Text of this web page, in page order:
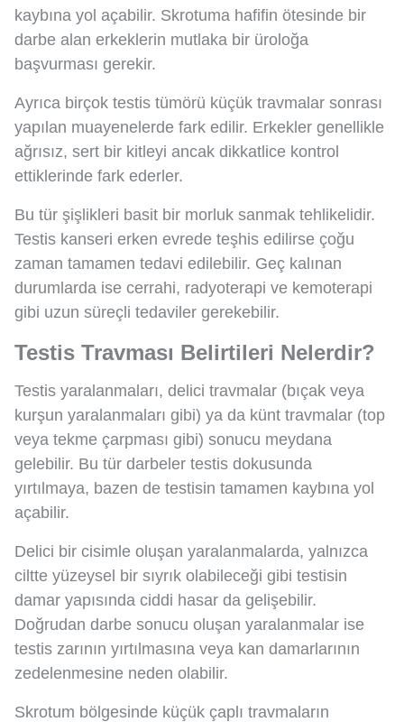
kaybına yol açabilir. Skrotuma hafifin ötesinde bir
darbe alan erkeklerin mutlaka bir üroloğa
başvurması gerekir.
Ayrıca birçok testis tümörü küçük travmalar sonrası
yapılan muayenelerde fark edilir. Erkekler genellikle
ağrısız, sert bir kitleyi ancak dikkatlice kontrol
ettiklerinde fark ederler.
Bu tür şişlikleri basit bir morluk sanmak tehlikelidir.
Testis kanseri erken evrede teşhis edilirse çoğu
zaman tamamen tedavi edilebilir. Geç kalınan
durumlarda ise cerrahi, radyoterapi ve kemoterapi
gibi uzun süreçli tedaviler gerekebilir.
Testis Travması Belirtileri Nelerdir?
Testis yaralanmaları, delici travmalar (bıçak veya
kurşun yaralanmaları gibi) ya da künt travmalar (top
veya tekme çarpması gibi) sonucu meydana
gelebilir. Bu tür darbeler testis dokusunda
yırtılmaya, bazen de testisin tamamen kaybına yol
açabilir.
Delici bir cisimle oluşan yaralanmalarda, yalnızca
ciltte yüzeysel bir sıyrık olabileceği gibi testisin
damar yapısında ciddi hasar da gelişebilir.
Doğrudan darbe sonucu oluşan yaralanmalar ise
testis zarının yırtılmasına veya kan damarlarının
zedelenmesine neden olabilir.
Skrotum bölgesinde küçük çaplı travmaların